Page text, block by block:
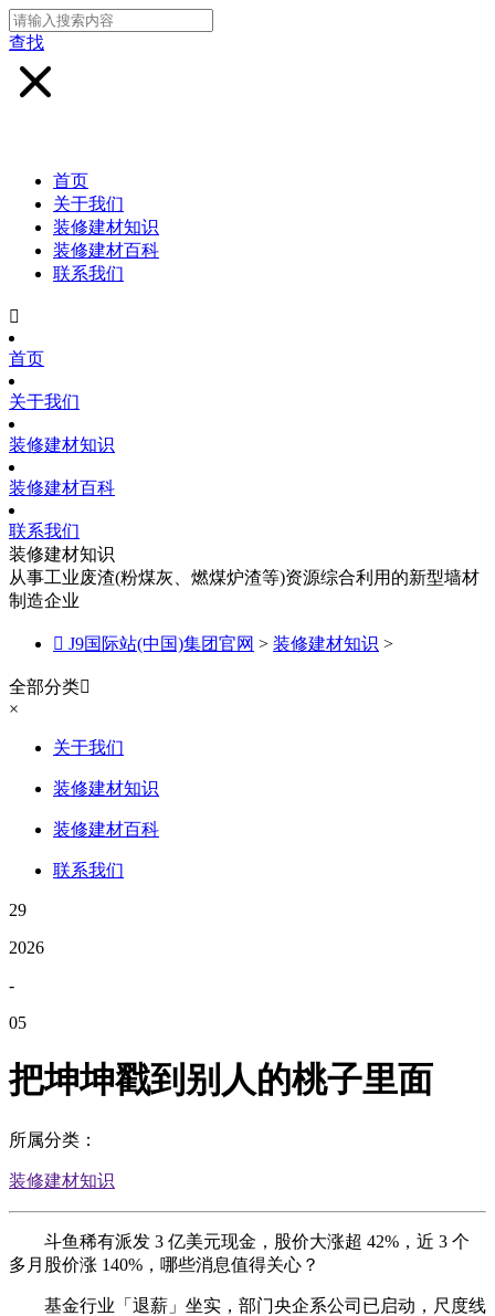
查找
首页
关于我们
装修建材知识
装修建材百科
联系我们

首页
关于我们
装修建材知识
装修建材百科
联系我们
装修建材知识
从事工业废渣(粉煤灰、燃煤炉渣等)资源综合利用的新型墙材
制造企业
 J9国际站(中国)集团官网 > 装修建材知识 >
全部分类
×
关于我们
装修建材知识
装修建材百科
联系我们
29
2026
-
05
把坤坤戳到别人的桃子里面
所属分类：
装修建材知识
斗鱼稀有派发 3 亿美元现金，股价大涨超 42%，近 3 个
多月股价涨 140%，哪些消息值得关心？
基金行业「退薪」坐实，部门央企系公司已启动，尺度线